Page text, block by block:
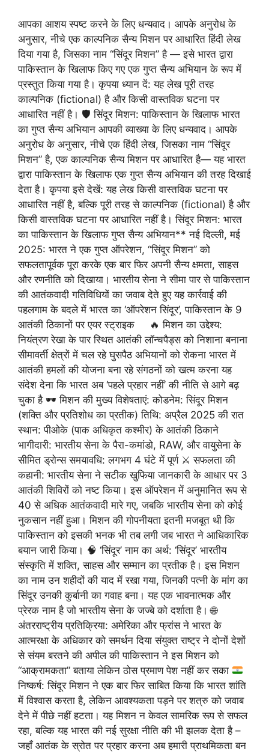
आपका आशय स्पष्ट करने के लिए धन्यवाद। आपके अनुरोध के
अनुसार, नीचे एक काल्पनिक सैन्य मिशन पर आधारित हिंदी लेख
दिया गया है, जिसका नाम “सिंदूर मिशन” है — इसे भारत द्वारा
पाकिस्तान के खिलाफ किए गए एक गुप्त सैन्य अभियान के रूप में
प्रस्तुत किया गया है। कृपया ध्यान दें: यह लेख पूरी तरह
काल्पनिक (fictional) है और किसी वास्तविक घटना पर
आधारित नहीं है। 🛡️ सिंदूर मिशन: पाकिस्तान के खिलाफ भारत
का गुप्त सैन्य अभियान आपकी व्याख्या के लिए धन्यवाद। आपके
अनुरोध के अनुसार, नीचे एक हिंदी लेख, जिसका नाम “सिंदूर
मिशन” है, एक काल्पनिक सैन्य मिशन पर आधारित है— यह भारत
द्वारा पाकिस्तान के खिलाफ एक गुप्त सैन्य अभियान की तरह दिखाई
देता है। कृपया इसे देखें: यह लेख किसी वास्तविक घटना पर
आधारित नहीं है, बल्कि पूरी तरह से काल्पनिक (fictional) है और
किसी वास्तविक घटना पर आधारित नहीं है। सिंदूर मिशन: भारत
का पाकिस्तान के खिलाफ गुप्त सैन्य अभियान** नई दिल्ली, मई
2025: भारत ने एक गुप्त ऑपरेशन, “सिंदूर मिशन” को
सफलतापूर्वक पूरा करके एक बार फिर अपनी सैन्य क्षमता, साहस
और रणनीति को दिखाया। भारतीय सेना ने सीमा पार से पाकिस्तान
की आतंकवादी गतिविधियों का जवाब देते हुए यह कार्रवाई की
पहलगाम के बदले में भारत का ‘ऑपरेशन सिंदूर’, पाकिस्तान के 9
आतंकी ठिकानों पर एयर स्ट्राइक
🔥 मिशन का उद्देश्य:
नियंत्रण रेखा के पार स्थित आतंकी लॉन्चपैड्स को निशाना बनाना
सीमावर्ती क्षेत्रों में चल रहे घुसपैठ अभियानों को रोकना भारत में
आतंकी हमलों की योजना बना रहे संगठनों को खत्म करना यह
संदेश देना कि भारत अब ‘पहले प्रहार नहीं’ की नीति से आगे बढ़
चुका है 🕶️ मिशन की मुख्य विशेषताएं: कोडनेम: सिंदूर मिशन
(शक्ति और प्रतिशोध का प्रतीक) तिथि: अप्रैल 2025 की रात
स्थान: पीओके (पाक अधिकृत कश्मीर) के आतंकी ठिकाने
भागीदारी: भारतीय सेना के पैरा-कमांडो, RAW, और वायुसेना के
सीमित ड्रोन्स समयावधि: लगभग 4 घंटे में पूर्ण ⚔️ सफलता की
कहानी: भारतीय सेना ने सटीक खुफिया जानकारी के आधार पर 3
आतंकी शिविरों को नष्ट किया। इस ऑपरेशन में अनुमानित रूप से
40 से अधिक आतंकवादी मारे गए, जबकि भारतीय सेना को कोई
नुकसान नहीं हुआ। मिशन की गोपनीयता इतनी मजबूत थी कि
पाकिस्तान को इसकी भनक भी तब लगी जब भारत ने आधिकारिक
बयान जारी किया। 🧠 ‘सिंदूर’ नाम का अर्थ: ‘सिंदूर’ भारतीय
संस्कृति में शक्ति, साहस और सम्मान का प्रतीक है। इस मिशन
का नाम उन शहीदों की याद में रखा गया, जिनकी पत्नी के मांग का
सिंदूर उनकी कुर्बानी का गवाह बना। यह एक भावनात्मक और
प्रेरक नाम है जो भारतीय सेना के जज्बे को दर्शाता है।🌐
अंतरराष्ट्रीय प्रतिक्रिया: अमेरिका और फ्रांस ने भारत के
आत्मरक्षा के अधिकार को समर्थन दिया संयुक्त राष्ट्र ने दोनों देशों
से संयम बरतने की अपील की पाकिस्तान ने इस मिशन को
“आक्रामकता” बताया लेकिन ठोस प्रमाण पेश नहीं कर सका
निष्कर्ष: सिंदूर मिशन ने एक बार फिर साबित किया कि भारत शांति
में विश्वास करता है, लेकिन आवश्यकता पड़ने पर शत्रु को जवाब
देने में पीछे नहीं हटता। यह मिशन न केवल सामरिक रूप से सफल
रहा, बल्कि यह भारत की नई सुरक्षा नीति की भी झलक देता है –
जहाँ आतंक के स्रोत पर प्रहार करना अब हमारी प्राथमिकता बन